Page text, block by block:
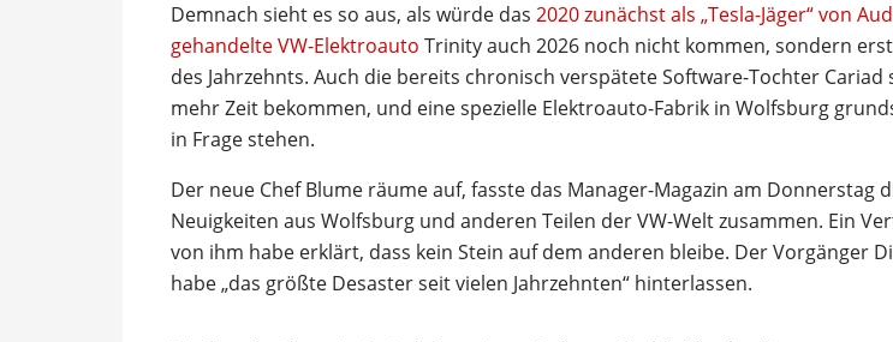
Demnach sieht es so aus, als würde das 2020 zunächst als „Tesla-Jäger“ von
gehandelte VW-Elektroauto Trinity auch 2026 noch nicht kommen, sondern
des Jahrzehnts. Auch die bereits chronisch verspätete Software-Tochter Cariad
mehr Zeit bekommen, und eine spezielle Elektroauto-Fabrik in Wolfsburg
in Frage stehen.
Der neue Chef Blume räume auf, fasste das Manager-Magazin am Donnerstag
Neuigkeiten aus Wolfsburg und anderen Teilen der VW-Welt zusammen. Ein
von ihm habe erklärt, dass kein Stein auf dem anderen bleibe. Der Vorgänger
habe „das größte Desaster seit vielen Jahrzehnten“ hinterlassen.